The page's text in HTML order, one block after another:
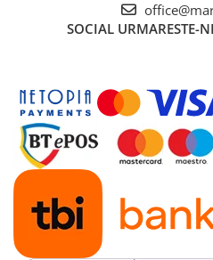
SOCIAL URMARESTE-